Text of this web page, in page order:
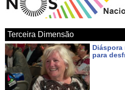
► Android
https://play.google.com/store/apps/
► Apple iOS App Store https://
vitec/id1434296397?mt=8
►
Terceira Dimensão
Diáspora
para